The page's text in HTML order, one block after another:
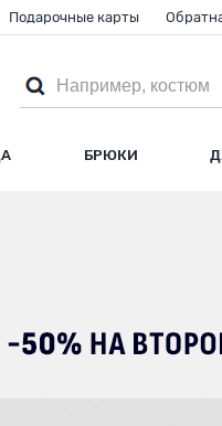
БРЮКИ
Подарочные карты